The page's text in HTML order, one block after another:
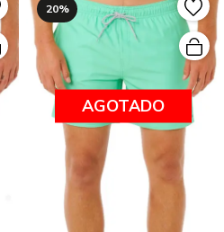
20%
AGOTADO